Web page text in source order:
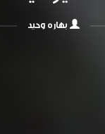
بهاره وحید